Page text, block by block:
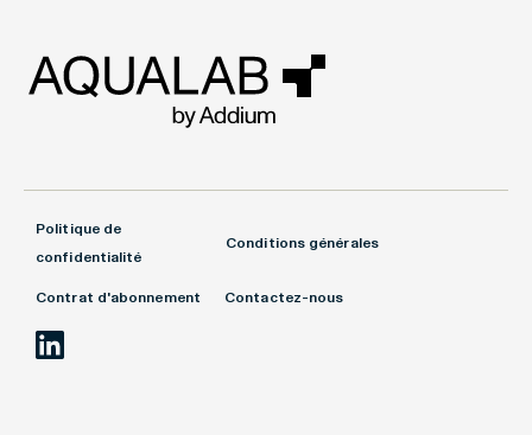
Politique de
confidentialité
Conditions générales
Contrat d'abonnement Contactez-nous